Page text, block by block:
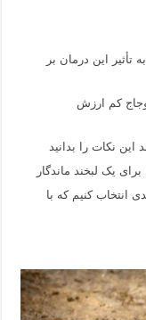
تأثیر این درمان بر
کم ارزش
این نکات را بدانید
یک لبخند ماندگار
انتخاب کنیم که با